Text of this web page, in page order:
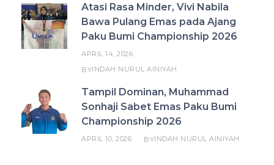
Atasi Rasa Minder, Vivi Nabila
Bawa Pulang Emas pada Ajang
Paku Bumi Championship 2026
APRIL 14, 2026
BYINDAH NURUL AINIYAH
Tampil Dominan, Muhammad
Sonhaji Sabet Emas Paku Bumi
Championship 2026
APRIL 10, 2026 BYINDAH NURUL AINIYAH